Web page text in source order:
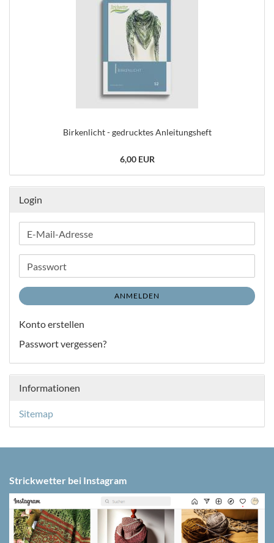
Birkenlicht - gedrucktes Anleitungsheft
6,00 EUR
Login
E-
Mail-
Adresse
Passwort
ANMELDEN
Konto erstellen
Passwort vergessen?
Informationen
Sitemap
Strickwetter bei Instagram